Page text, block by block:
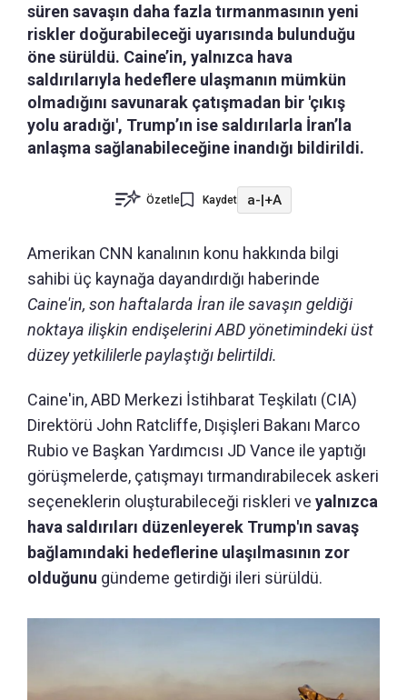
süren savaşın daha fazla tırmanmasının yeni
riskler doğurabileceği uyarısında bulunduğu
öne sürüldü. Caine’in, yalnızca hava
saldırılarıyla hedeflere ulaşmanın mümkün
olmadığını savunarak çatışmadan bir 'çıkış
yolu aradığı', Trump’ın ise saldırılarla İran’la
anlaşma sağlanabileceğine inandığı bildirildi.
Özetle Kaydet a-|+A
Amerikan CNN kanalının konu hakkında bilgi
sahibi üç kaynağa dayandırdığı haberinde
Caine'in, son haftalarda İran ile savaşın geldiği
noktaya ilişkin endişelerini ABD yönetimindeki üst
düzey yetkililerle paylaştığı belirtildi.
Caine'in, ABD Merkezi İstihbarat Teşkilatı (CIA)
Direktörü John Ratcliffe, Dışişleri Bakanı Marco
Rubio ve Başkan Yardımcısı JD Vance ile yaptığı
görüşmelerde, çatışmayı tırmandırabilecek askeri
seçeneklerin oluşturabileceği riskleri ve yalnızca
hava saldırıları düzenleyerek Trump'ın savaş
bağlamındaki hedeflerine ulaşılmasının zor
olduğunu gündeme getirdiği ileri sürüldü.